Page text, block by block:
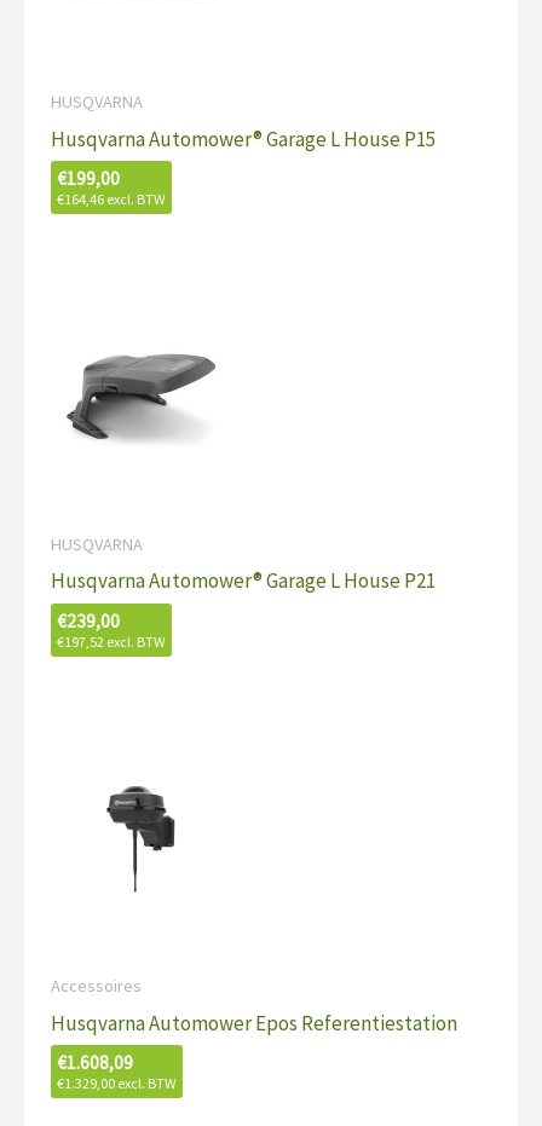
HUSQVARNA
Husqvarna Automower® Garage L House P15
€199,00
€164,46 excl. BTW
HUSQVARNA
Husqvarna Automower® Garage L House P21
€239,00
€197,52 excl. BTW
Accessoires
Husqvarna Automower Epos Referentiestation
€1.608,09
€1.329,00 excl. BTW